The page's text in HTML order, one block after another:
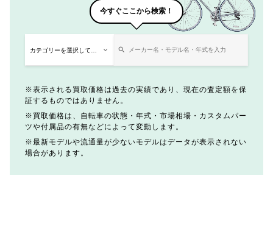
今すぐここから検索！
表示される買取価格は過去の実績であり、現在の査定額を保
証するものではありません。
買取価格は、自転車の状態・年式・市場相場・カスタムパー
ツや付属品の有無などによって変動します。
最新モデルや流通量が少ないモデルはデータが表示されない
場合があります。